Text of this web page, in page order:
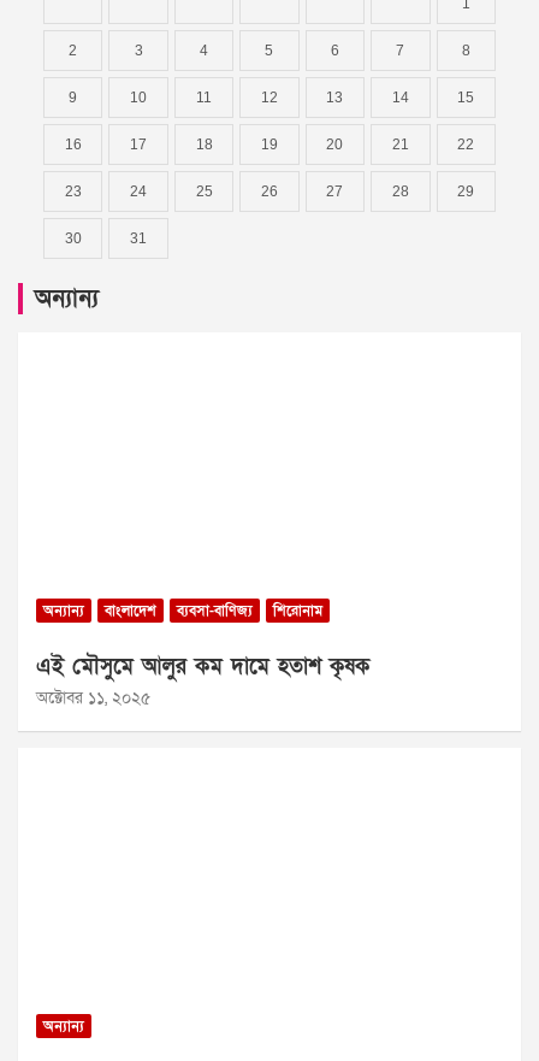
1
2 3 4 5 6 7 8
9 10 11 12 13 14 15
16 17 18 19 20 21 22
23 24 25 26 27 28 29
30 31
অন্যান্য
অন্যান্য বাংলাদেশ ব্যবসা-বাণিজ্য শিরোনাম
এই মৌসুমে আলুর কম দামে হতাশ কৃষক
অক্টোবর ১১, ২০২৫
অন্যান্য